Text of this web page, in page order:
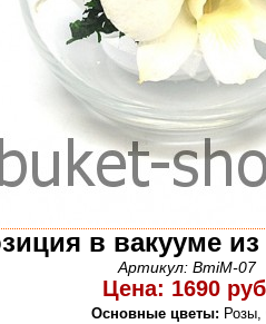
в вакууме
Артикул: BmiM-07
Цена: 1690
Основные цветы: